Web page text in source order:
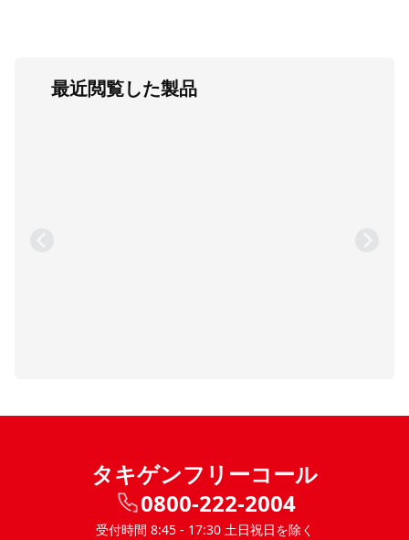
最近閲覧した製品
タキゲンフリーコール
0800-222-2004
受付時間 8:45 - 17:30 土日祝日を除く